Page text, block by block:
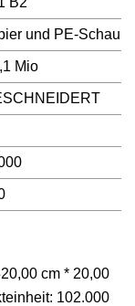
und PE-Schaum
Mio
cm * 20,00
102.000